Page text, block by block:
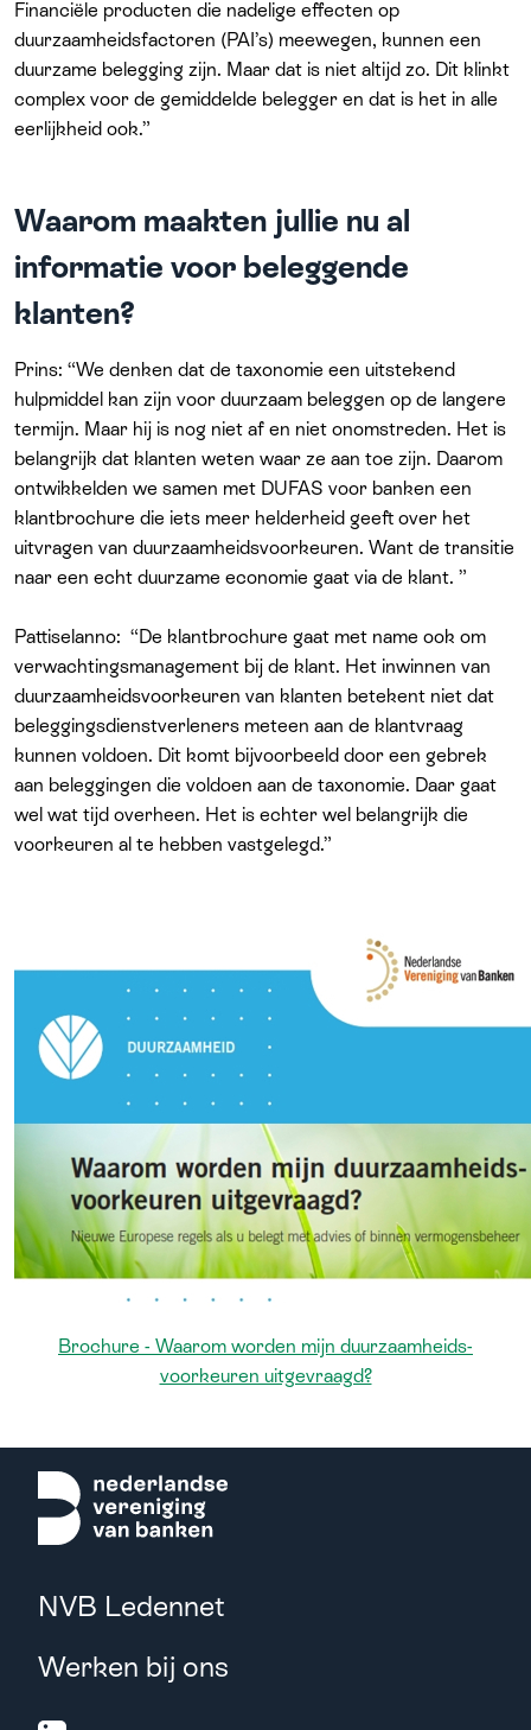
Financiële producten die nadelige effecten op
duurzaamheidsfactoren (PAI’s) meewegen, kunnen een
duurzame belegging zijn. Maar dat is niet altijd zo. Dit klinkt
complex voor de gemiddelde belegger en dat is het in alle
eerlijkheid ook.”
Waarom maakten jullie nu al
informatie voor beleggende
klanten?
Prins: “We denken dat de taxonomie een uitstekend
hulpmiddel kan zijn voor duurzaam beleggen op de langere
termijn. Maar hij is nog niet af en niet onomstreden. Het is
belangrijk dat klanten weten waar ze aan toe zijn. Daarom
ontwikkelden we samen met DUFAS voor banken een
klantbrochure die iets meer helderheid geeft over het
uitvragen van duurzaamheidsvoorkeuren. Want de transitie
naar een echt duurzame economie gaat via de klant. ”
Pattiselanno: “De klantbrochure gaat met name ook om
verwachtingsmanagement bij de klant. Het inwinnen van
duurzaamheidsvoorkeuren van klanten betekent niet dat
beleggingsdienstverleners meteen aan de klantvraag
kunnen voldoen. Dit komt bijvoorbeeld door een gebrek
aan beleggingen die voldoen aan de taxonomie. Daar gaat
wel wat tijd overheen. Het is echter wel belangrijk die
voorkeuren al te hebben vastgelegd.”
Brochure - Waarom worden mijn duurzaamheids­
voorkeuren uitgevraagd?
NVB Ledennet
Werken bij ons